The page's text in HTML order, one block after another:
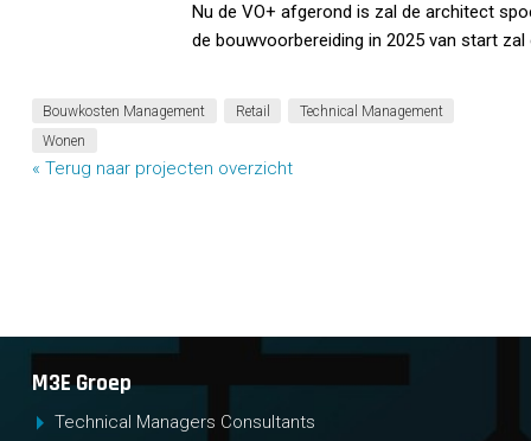
Nu de VO+ afgerond is zal de architect
de bouwvoorbereiding in 2025 van start zal
Bouwkosten Management Retail
Technical Management
Wonen
« Terug naar projecten overzicht
M3E Groep
Technical Managers Consultants